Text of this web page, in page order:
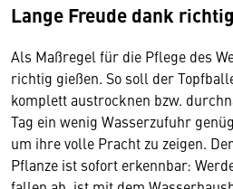
Lange Freude dank
Als Maßregel für die Pflege des
richtig gießen. So soll der
komplett austrocknen bzw.
Tag ein wenig Wasserzufuhr
um ihre volle Pracht zu zeigen.
Pflanze ist sofort erkennbar: